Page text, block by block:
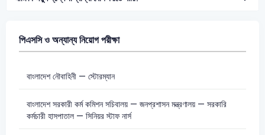
পিএসসি ও অন্যান্য নিয়োগ পরীক্ষা
বাংলাদেশ নৌবাহিনী — স্টোরম্যান
বাংলাদেশ সরকারী কর্ম কমিশন সচিবালয় — জনপ্রশাসন মন্ত্রণালয় — সরকারি
কর্মচারী হাসপাতাল — সিনিয়র স্টাফ নার্স